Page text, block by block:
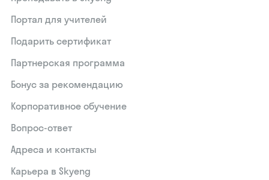
Портал для учителей
Подарить сертификат
Партнерская программа
Бонус за рекомендацию
Корпоративное обучение
Вопрос-ответ
Адреса и контакты
Карьера в Skyeng